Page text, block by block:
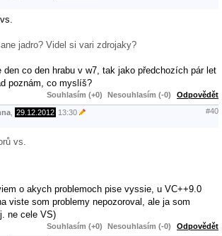
jadro? Videl si vari zdrojaky?
den co den hrabu v w7, tak jako předchozích pár let
poznám, co myslíš?
Souhlasím (+0) Nesouhlasím (-0) Odpovědět
29.12.2012 13:30 #40
vs.
o akych problemoch pise vyssie, u VC++9.0
viste som problemy nepozoroval, ale ja som
ne cele VS)
Souhlasím (+0) Nesouhlasím (-0) Odpovědět